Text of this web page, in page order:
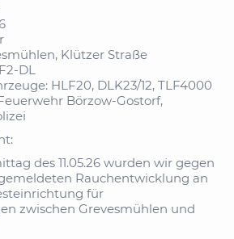
Klützer Straße
DL
HLF20, DLK23/12, TLF4000
Börzow-Gostorf,
des 11.05.26 wurden wir gegen
Rauchentwicklung an
für
zwischen Grevesmühlen und